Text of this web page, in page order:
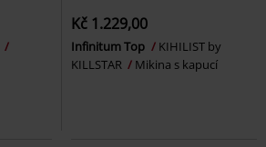
Kč 1.229,00
Infinitum Top
KIHILIST by
KILLSTAR
Mikina s kapucí